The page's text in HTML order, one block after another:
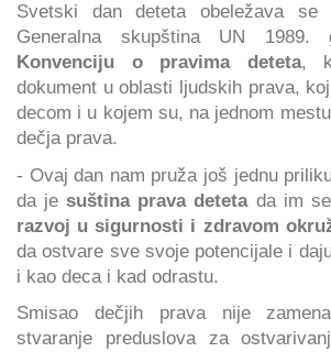
Svetski dan deteta obeležava
Generalna skupština UN 1989.
Konvenciju o pravima deteta,
dokument u oblasti ljudskih prava,
decom i u kojem su, na jednom
dečja prava.
- Ovaj dan nam pruža još jednu
da jesuština prava deteta da im
razvoj u sigurnosti i zdravom
da ostvare sve svoje potencijale i
i kao deca i kad odrastu.
Smisao dečjih prava nije
stvaranje preduslova za